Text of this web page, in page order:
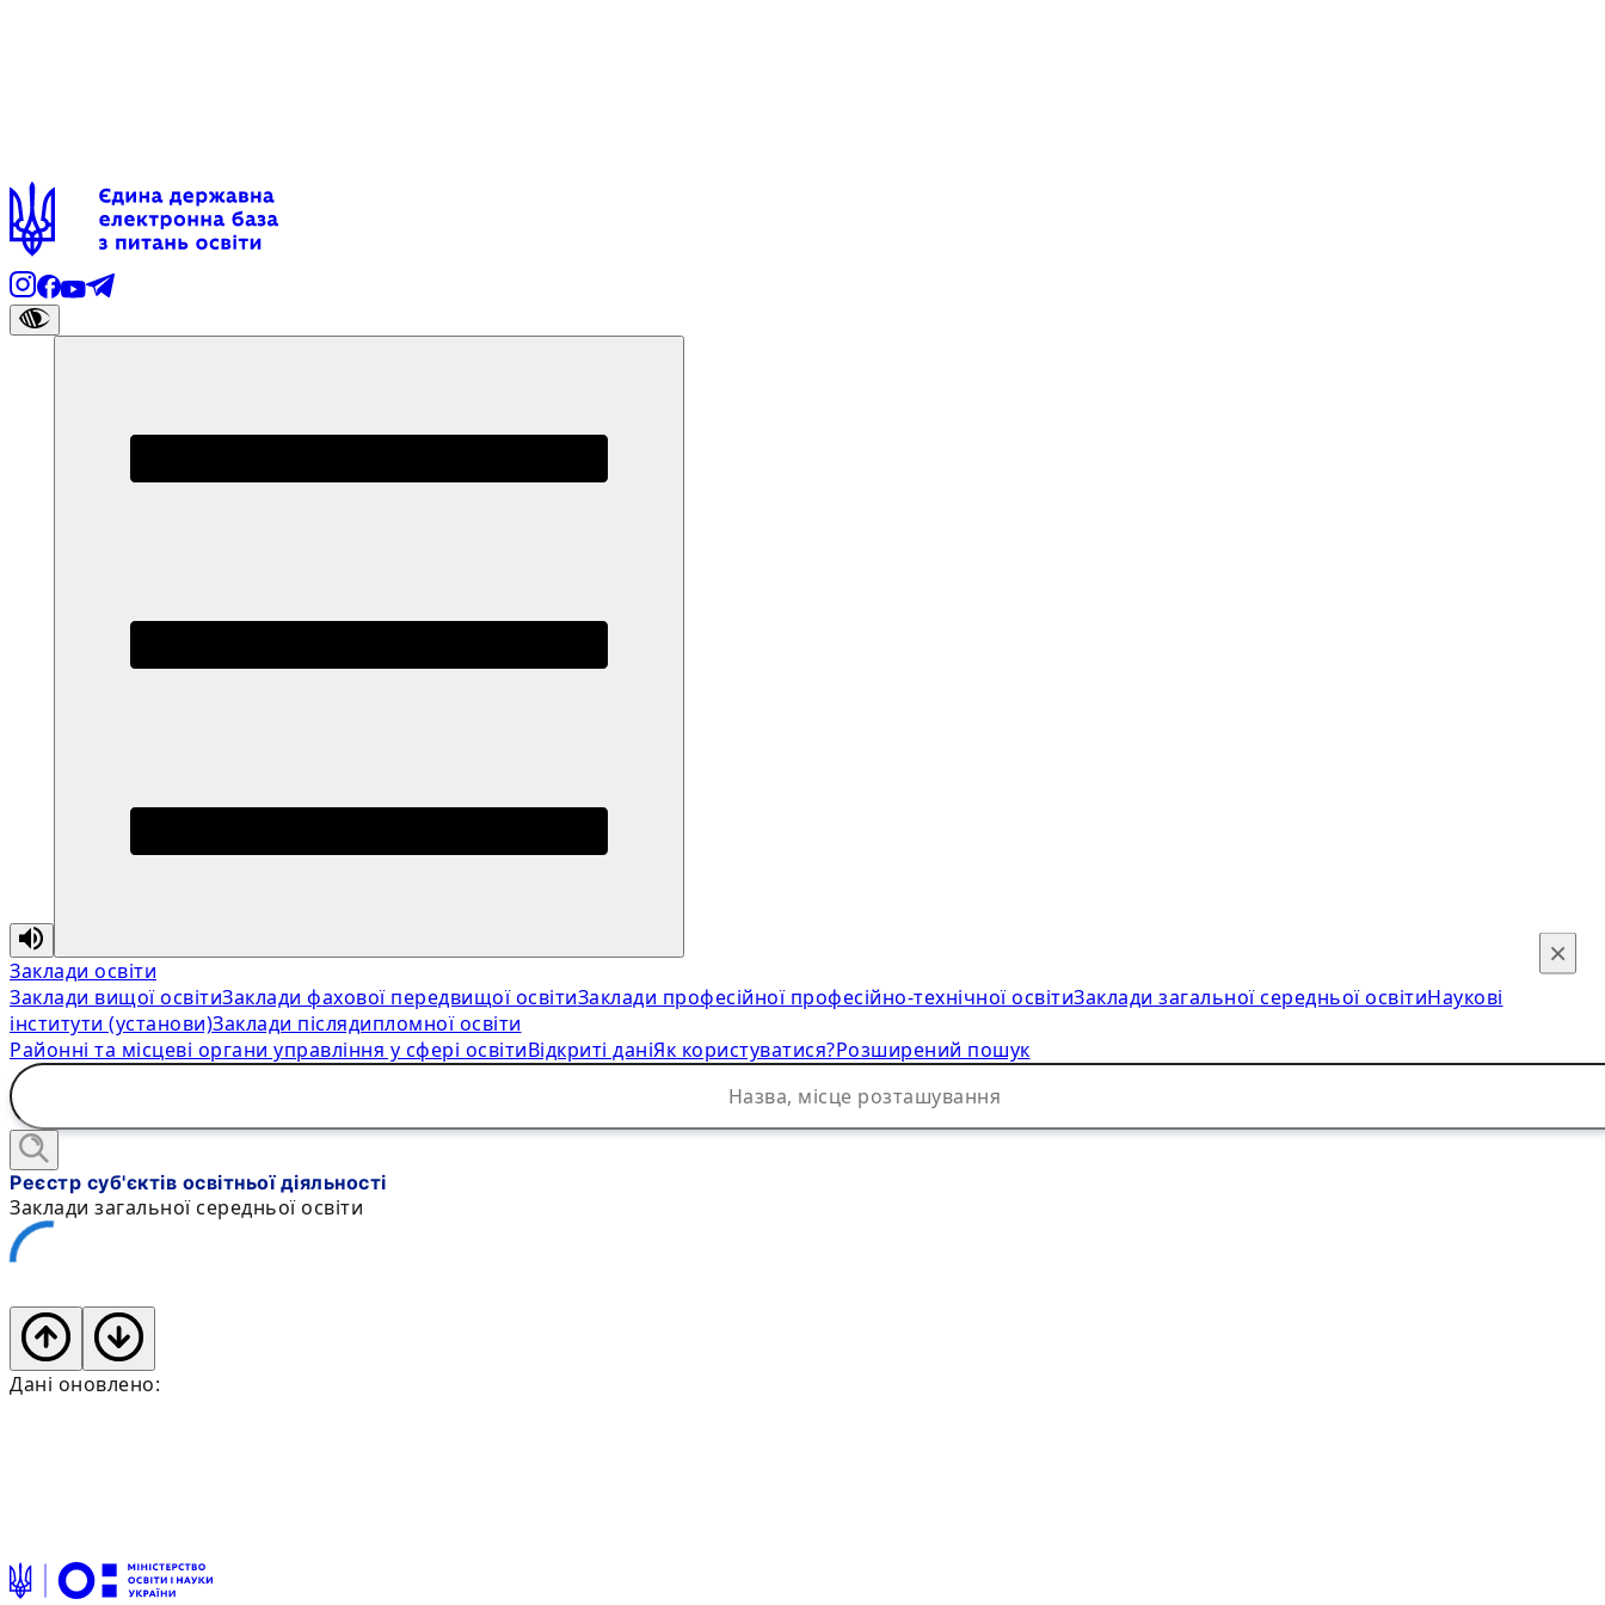
Заклади освіти
Заклади вищої освітиЗаклади фахової передвищої освітиЗаклади професійної професійно-технічної освітиЗаклади загальної середньої освітиНаукові
інститути (установи)Заклади післядипломної освіти
Районні та місцеві органи управління у сфері освітиВідкриті даніЯк користуватися?Розширений пошук
×
Реєстр суб'єктів освітньої діяльності
Заклади загальної середньої освіти
Дані оновлено: